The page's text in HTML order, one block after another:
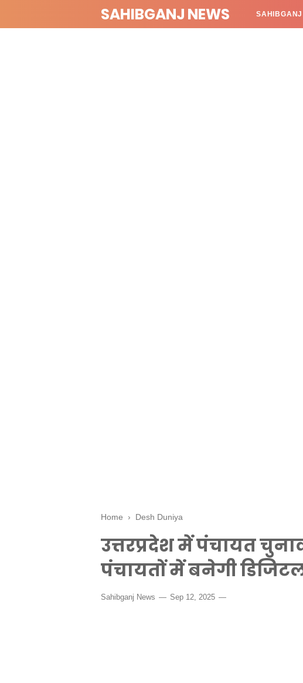
SAHIBGANJ NEWS SAHIBGANJ
Home › Desh Duniya
उत्तरप्रदेश में पंचायत
पंचायतों में बनेगी डिजिटल
Sahibganj News Sep 12, 2025